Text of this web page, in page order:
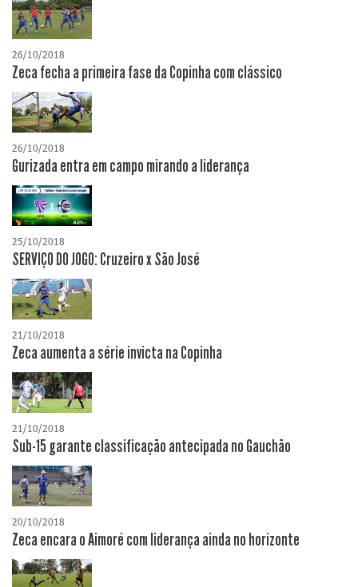
26/10/2018
Zeca fecha a primeira fase da Copinha com clássico
26/10/2018
Gurizada entra em campo mirando a liderança
25/10/2018
SERVIÇO DO JOGO: Cruzeiro x São José
21/10/2018
Zeca aumenta a série invicta na Copinha
21/10/2018
Sub-15 garante classificação antecipada no Gauchão
20/10/2018
Zeca encara o Aimoré com liderança ainda no horizonte